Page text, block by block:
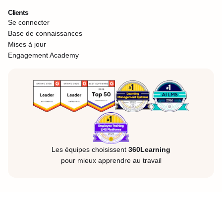
Clients
Se connecter
Base de connaissances
Mises à jour
Engagement Academy
Les équipes choisissent 360Learning
pour mieux apprendre au travail